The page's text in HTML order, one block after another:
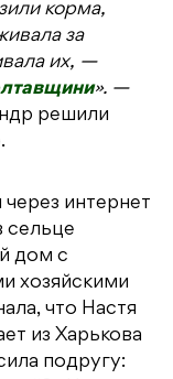
корма,
за
их, —
». —
решили
интернет
сельце
дом с
хозяйскими
что Настя
из Харькова
подругу: